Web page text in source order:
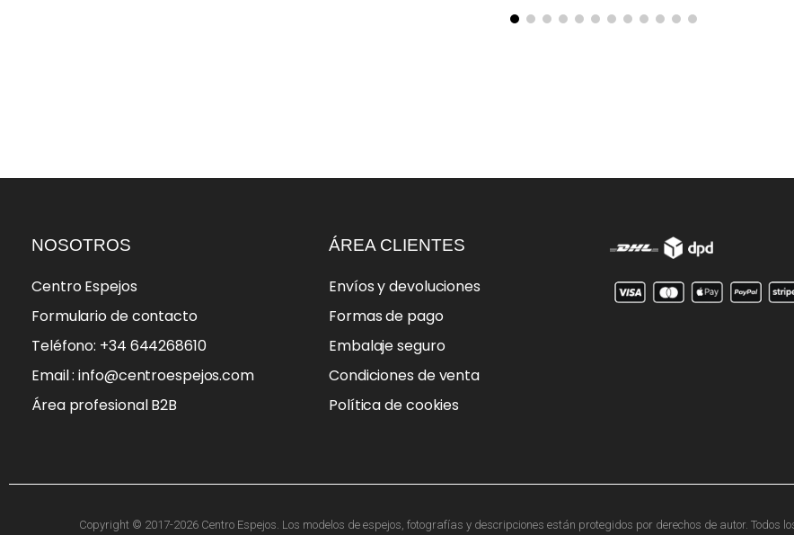
NOSOTROS
Centro Espejos
Formulario de contacto
Teléfono: +34 644268610
Email : info@centroespejos.com
Área profesional B2B
ÁREA CLIENTES
Envíos y devoluciones
Formas de pago
Embalaje seguro
Condiciones de venta
Política de cookies
Copyright © 2017-2026 Centro Espejos. Los modelos de espejos, fotografías y descripciones están protegidos por derechos de autor. Todos